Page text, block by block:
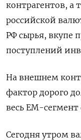
контрагентов, а
российской
РФ сырья, вкупе
поступлений
На внешнем
фактор дорого
весь ЕМ-сегмент
Сегодня утром